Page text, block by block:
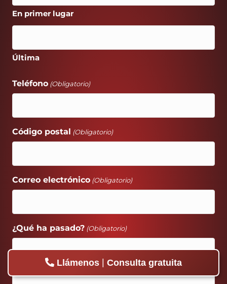
En primer lugar
Última
Teléfono (Obligatorio)
Código postal (Obligatorio)
Correo electrónico (Obligatorio)
¿Qué ha pasado? (Obligatorio)
Llámenos Consulta gratuita